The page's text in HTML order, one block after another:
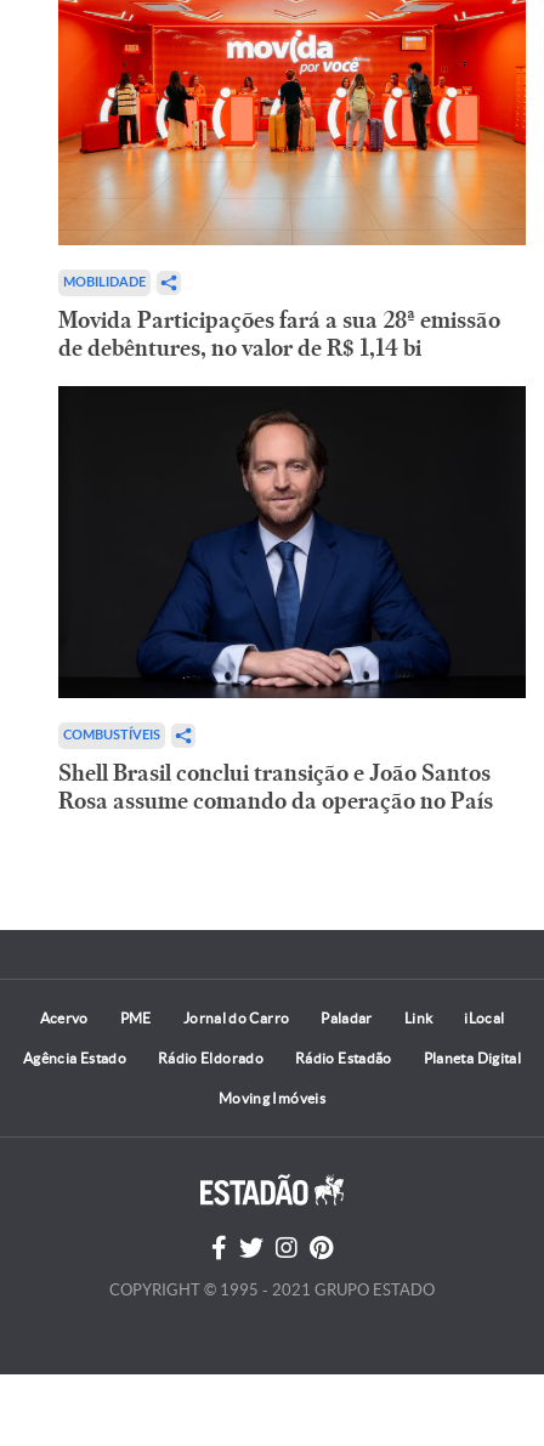
MOBILIDADE
Movida Participações fará a sua 28ª emissão
de debêntures, no valor de R$ 1,14 bi
COMBUSTÍVEIS
Shell Brasil conclui transição e João Santos
Rosa assume comando da operação no País
Acervo PME Jornal do Carro Paladar Link iLocal
Agência Estado Rádio Eldorado Rádio Estadão Planeta Digital
Moving Imóveis
COPYRIGHT © 1995 - 2021 GRUPO ESTADO